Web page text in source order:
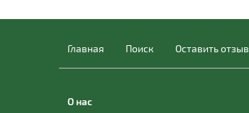
Главная Поиск Оставить отзыв
О нас